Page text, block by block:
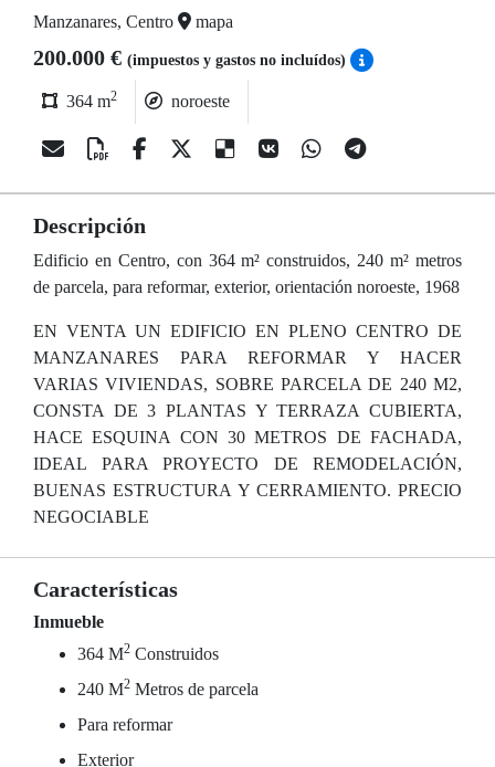
Manzanares, Centro mapa
200.000 € (impuestos y gastos no incluídos)
364 m2 noroeste
Descripción
Edificio en Centro, con 364 m² construidos, 240 m² metros
de parcela, para reformar, exterior, orientación noroeste, 1968
EN VENTA UN EDIFICIO EN PLENO CENTRO DE
MANZANARES PARA REFORMAR Y HACER
VARIAS VIVIENDAS, SOBRE PARCELA DE 240 M2,
CONSTA DE 3 PLANTAS Y TERRAZA CUBIERTA,
HACE ESQUINA CON 30 METROS DE FACHADA,
IDEAL PARA PROYECTO DE REMODELACIÓN,
BUENAS ESTRUCTURA Y CERRAMIENTO. PRECIO
NEGOCIABLE
Características
Inmueble
364 M2 Construidos
240 M2 Metros de parcela
Para reformar
Exterior